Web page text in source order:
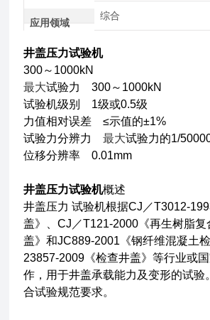
应用领域
综合
井盖压力试验机
300～1000kN
最大试验力 300～1000kN
试验机级别 1级或0.5级
力值相对误差 ≤示值的±1%
试验力分辨力最大试验力的1/
位移分辨率 0.01mm
井盖压力试验机概述
井盖压力 试验机根据CJ／T3012-
盖》、CJ／T121-2000《再生树脂复
盖》和JC889-2001《钢纤维混凝土
23857-2009《检查井盖》等行业或
作，用于井盖承载能力及变形的试验
合试验规范要求。